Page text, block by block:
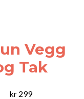
Vegg
Tak
kr 299